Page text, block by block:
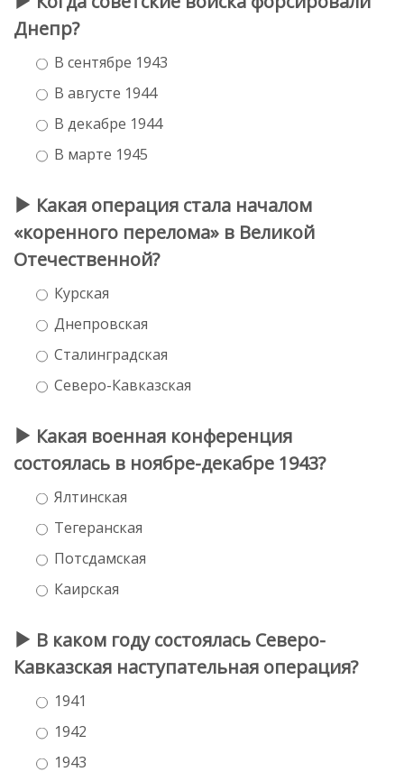
Днепр?
В сентябре 1943
В августе 1944
В декабре 1944
В марте 1945
Какая операция стала началом
«коренного перелома» в Великой
Отечественной?
Курская
Днепровская
Сталинградская
Северо-Кавказская
Какая военная конференция
состоялась в ноябре-декабре 1943?
Ялтинская
Тегеранская
Потсдамская
Каирская
В каком году состоялась Северо-
Кавказская наступательная операция?
1941
1942
1943